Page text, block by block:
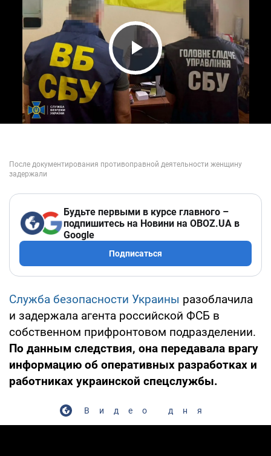
Play Video
Будьте первыми в курсе главного –
подпишитесь на Новини на OBOZ.UA в
Google
Подписаться
Служба безопасности Украины разоблачила
и задержала агента российской ФСБ в
собственном прифронтовом подразделении.
По данным следствия, она передавала врагу
информацию об оперативных разработках и
работниках украинской спецслужбы.
Видео дня